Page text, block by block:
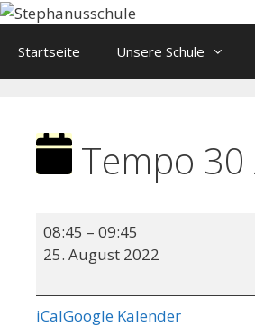
Springe
InhaltStartseite Unsere Schule
Tempo
Tempo
30
mit
der
08:45 – 09:45
25. August 2022
iCalGoogle Kalender